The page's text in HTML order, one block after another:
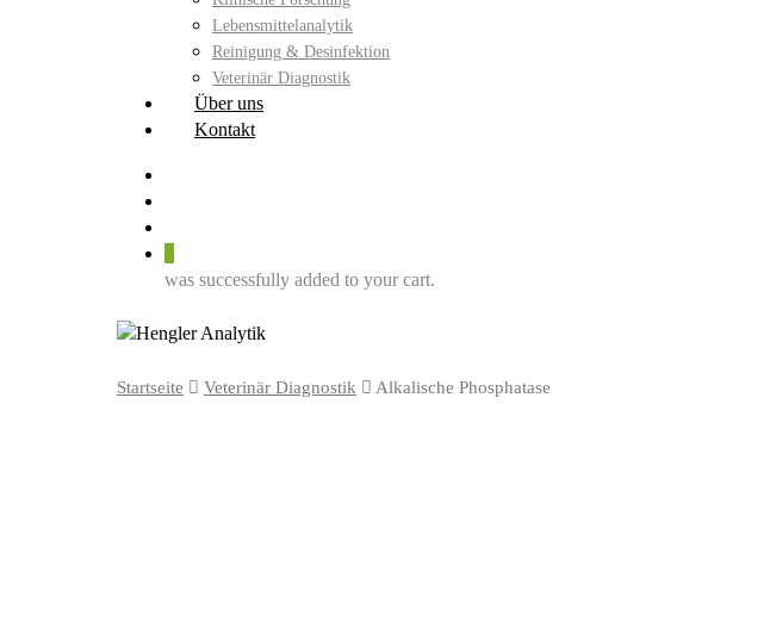
Lebensmittelanalytik
Reinigung & Desinfektion
Veterinär Diagnostik
Über uns
Kontakt
was successfully added to your cart.
Startseite Veterinär Diagnostik Alkalische Phosphatase